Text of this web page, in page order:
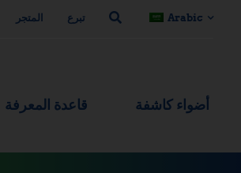
المتجر تبرع Arabic
قاعدة المعرفة أضواء كاشفة